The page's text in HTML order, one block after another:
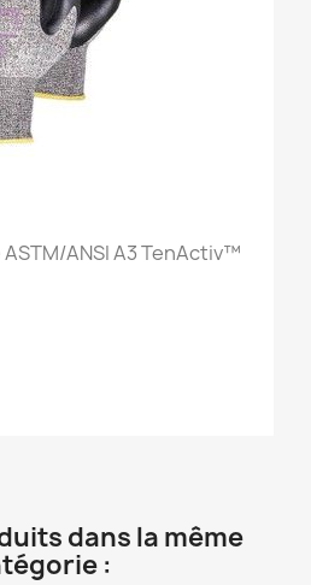
ANSI A3 TenActiv™
dans la même
: